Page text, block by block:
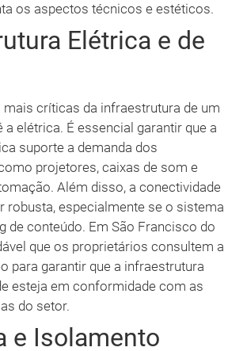
os aspectos técnicos e estéticos.
Elétrica e de
mais críticas da infraestrutura de um
a elétrica. É essencial garantir que a
suporte a demanda dos
projetores, caixas de som e
Além disso, a conectividade
robusta, especialmente se o sistema
de conteúdo. Em São Francisco do
que os proprietários consultem a
para garantir que a infraestrutura
esteja em conformidade com as
do setor.
e Isolamento